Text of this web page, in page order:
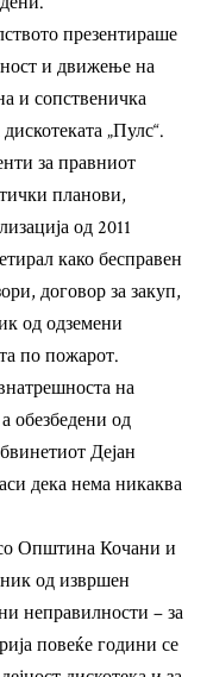
презентираше
и движење на
и сопственичка
„Пулс“.
за правниот
планови,
од 2011
како бесправен
договор за закуп,
од одземени
по пожарот.
на
обезбедени од
Дејан
дека нема никаква
Општина Кочани и
од извршен
неправилности – за
повеќе години се